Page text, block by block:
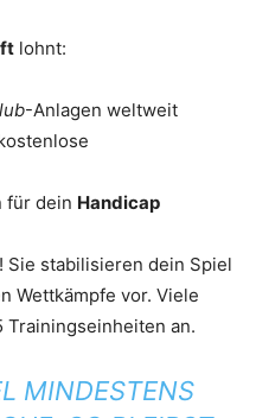
lohnt:
-Anlagen weltweit
für dein Handicap
! Sie stabilisieren dein Spiel
Wettkämpfe vor. Viele
Trainingseinheiten an.
MINDESTENS